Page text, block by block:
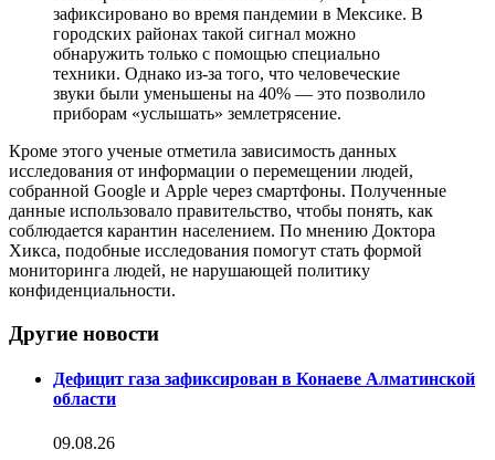
зафиксировано во время пандемии в Мексике. В
городских районах такой сигнал можно
обнаружить только с помощью специально
техники. Однако из-за того, что человеческие
звуки были уменьшены на 40% — это позволило
приборам «услышать» землетрясение.
Кроме этого ученые отметила зависимость данных
исследования от информации о перемещении людей,
собранной Google и Apple через смартфоны. Полученные
данные использовало правительство, чтобы понять, как
соблюдается карантин населением. По мнению Доктора
Хикса, подобные исследования помогут стать формой
мониторинга людей, не нарушающей политику
конфиденциальности.
Другие новости
Дефицит газа зафиксирован в Конаеве Алматинской
области
09.08.26